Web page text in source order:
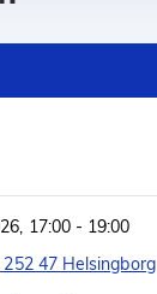
17:00 - 19:00
47 Helsingborg